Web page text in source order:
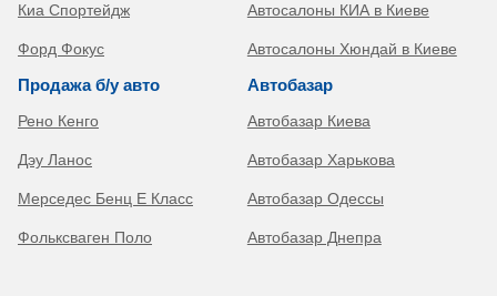
Киа Спортейдж
Форд Фокус
Продажа б/у авто
Рено Кенго
Дэу Ланос
Мерседес Бенц Е Класс
Фольксваген Поло
Автосалоны КИА в Киеве
Автосалоны Хюндай в Киеве
Автобазар
Автобазар Киева
Автобазар Харькова
Автобазар Одессы
Автобазар Днепра